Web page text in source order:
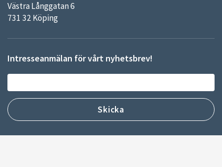
Västra Långgatan 6
731 32 Köping
Intresseanmälan för vårt nyhetsbrev!